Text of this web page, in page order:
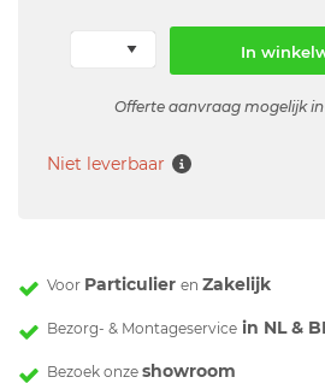
In
Offerte aanvraag mogelijk
Niet leverbaar
Voor Particulier en Zakelijk
Bezorg- & Montageservice in NL &
Bezoek onze showroom